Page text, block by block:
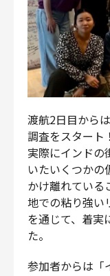
渡航2日目から
調査をスタート！
実際にインドの
いたいくつかの
かけ離れている
地での粘り強い
を通じて、着実
た。
参加者からは「